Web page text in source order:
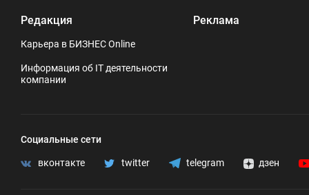
Редакция
Карьера в БИЗНЕС Online
Информация об IT деятельности
компании
Реклама
Социальные сети
вконтакте twitter telegram дзен